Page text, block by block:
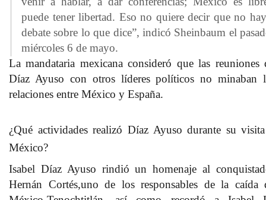
puede tener libertad. Eso no quiere decir que no
debate sobre lo que dice”, indicó Sheinbaum el
miércoles 6 de mayo.
La mandataria mexicana consideró que las reuniones
Díaz Ayuso con otros líderes políticos no minaban
relaciones entre México y España.
¿Qué actividades realizó Díaz Ayuso durante su
México?
Isabel Díaz Ayuso rindió un homenaje al
Hernán Cortés,uno de los responsables de la caída